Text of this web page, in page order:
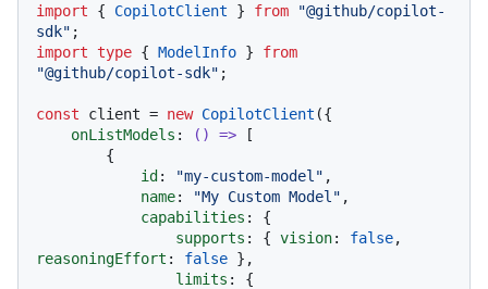
import { CopilotClient } from
"@github/copilot-
sdk"
import type { ModelInfo } from
"@github/copilot-sdk" ;
const client = new CopilotClient ({
onListModels : () => [
id : "my-custom-model" ,
name: "My Custom Model" ,
capabilities : {
supports : { vision: false
reasoningEffort : false },
limits